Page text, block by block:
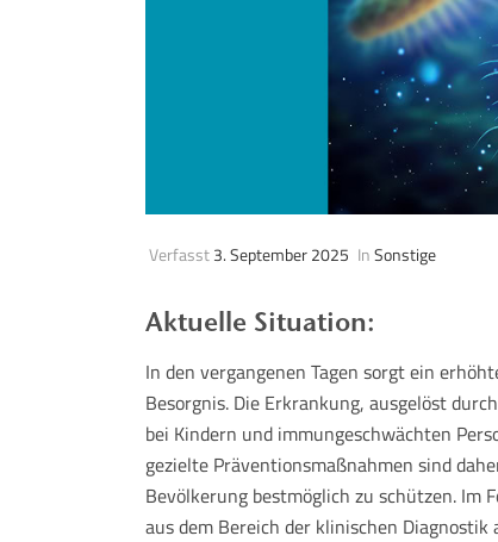
Verfasst3. September 2025 InSonstige
Aktuelle Situation:
In den vergangenen Tagen sorgt ein
Besorgnis. Die Erkrankung, ausgelöst
bei Kindern und immungeschwächten
gezielte Präventionsmaßnahmen sind
Bevölkerung bestmöglich zu schützen. Im
aus dem Bereich der klinischen